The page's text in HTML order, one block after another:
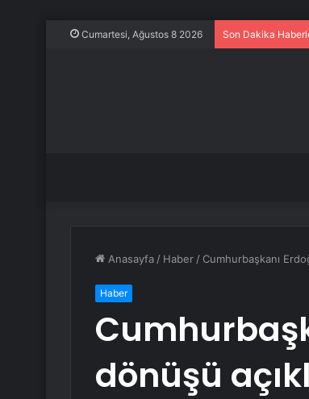
Cumartesi, Ağustos 8 2026 Son Dakika
Anasayfa / Haber / Cumhurbaşkanı
Haber
dönüşü